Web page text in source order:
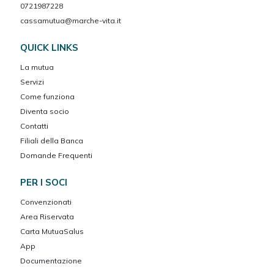
0721987228
cassamutua@marche-vita.it
QUICK LINKS
La mutua
Servizi
Come funziona
Diventa socio
Contatti
Filiali della Banca
Domande Frequenti
PER I SOCI
Convenzionati
Area Riservata
Carta MutuaSalus
App
Documentazione